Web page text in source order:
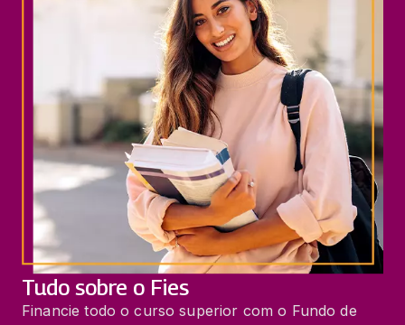
Tudo sobre o Fies
Financie todo o curso superior com o Fundo de